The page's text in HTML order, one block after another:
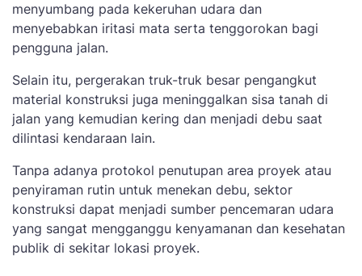
menyumbang pada kekeruhan udara dan
menyebabkan iritasi mata serta tenggorokan bagi
pengguna jalan.
Selain itu, pergerakan truk-truk besar pengangkut
material konstruksi juga meninggalkan sisa tanah di
jalan yang kemudian kering dan menjadi debu saat
dilintasi kendaraan lain.
Tanpa adanya protokol penutupan area proyek atau
penyiraman rutin untuk menekan debu, sektor
konstruksi dapat menjadi sumber pencemaran udara
yang sangat mengganggu kenyamanan dan kesehatan
publik di sekitar lokasi proyek.